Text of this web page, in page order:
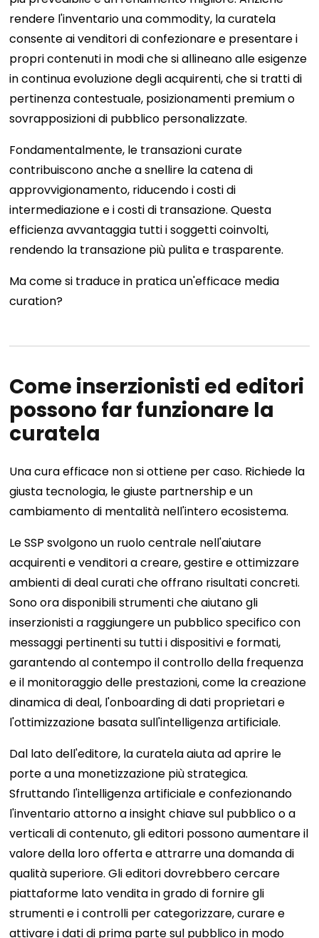
rendere l'inventario una commodity, la curatela
consente ai venditori di confezionare e presentare i
propri contenuti in modi che si allineano alle esigenze
in continua evoluzione degli acquirenti, che si tratti di
pertinenza contestuale, posizionamenti premium o
sovrapposizioni di pubblico personalizzate.
Fondamentalmente, le transazioni curate
contribuiscono anche a snellire la catena di
approvvigionamento, riducendo i costi di
intermediazione e i costi di transazione. Questa
efficienza avvantaggia tutti i soggetti coinvolti,
rendendo la transazione più pulita e trasparente.
Ma come si traduce in pratica un'efficace media
curation?
Come inserzionisti ed editori
possono far funzionare la
curatela
Una cura efficace non si ottiene per caso. Richiede la
giusta tecnologia, le giuste partnership e un
cambiamento di mentalità nell'intero ecosistema.
Le SSP svolgono un ruolo centrale nell'aiutare
acquirenti e venditori a creare, gestire e ottimizzare
ambienti di deal curati che offrano risultati concreti.
Sono ora disponibili strumenti che aiutano gli
inserzionisti a raggiungere un pubblico specifico con
messaggi pertinenti su tutti i dispositivi e formati,
garantendo al contempo il controllo della frequenza
e il monitoraggio delle prestazioni, come la creazione
dinamica di deal, l'onboarding di dati proprietari e
l'ottimizzazione basata sull'intelligenza artificiale.
Dal lato dell'editore, la curatela aiuta ad aprire le
porte a una monetizzazione più strategica.
Sfruttando l'intelligenza artificiale e confezionando
l'inventario attorno a insight chiave sul pubblico o a
verticali di contenuto, gli editori possono aumentare il
valore della loro offerta e attrarre una domanda di
qualità superiore. Gli editori dovrebbero cercare
piattaforme lato vendita in grado di fornire gli
strumenti e i controlli per categorizzare, curare e
attivare i dati di prima parte sul pubblico in modo